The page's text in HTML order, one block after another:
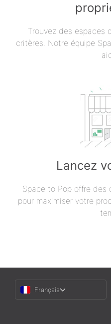
Trouvez des espaces
critères. Notre équipe
Lancez
Space to Pop offre des
pour maximiser votre
Language
Français